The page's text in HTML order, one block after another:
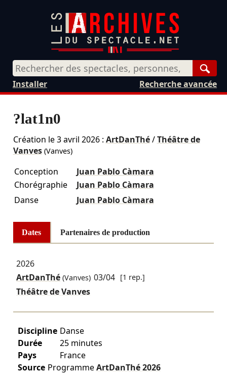
Recherche avancée
Installer
?lat1n0
Création le3 avril 2026: ArtDanThé/Théâtre de
Vanves(Vanves)
Conception
Juan Pablo Càmara
Chorégraphie
Juan Pablo Càmara
Danse
Juan Pablo Càmara
Dates Partenaires de production
2026
ArtDanThé(Vanves) 03/04 [1 rep.]
Théâtre de Vanves
Discipline Danse
Durée
25 minutes
Pays
France
Source ProgrammeArtDanThé2026